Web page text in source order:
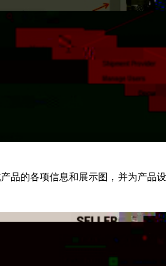
品的各项信息和展示图，并为产品